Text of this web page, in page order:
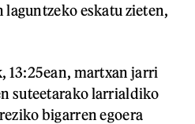
eskatu zieten,
13:25ean, martxan jarri
suteetarako larrialdiko
bigarren egoera